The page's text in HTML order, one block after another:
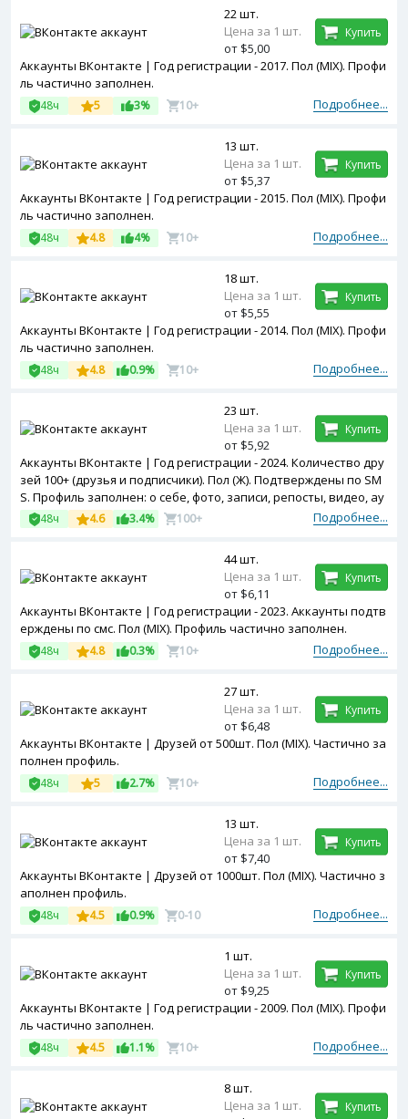
Аккаунты ВКонтакте | Год регистрации - 2017. Пол (MIX). Профи
ль частично заполнен.
Подробнее...
48ч 5 3% 10+
22 шт.
Цена за 1 шт.
от $5,00
Купить
Аккаунты ВКонтакте | Год регистрации - 2015. Пол (MIX). Профи
ль частично заполнен.
Подробнее...
48ч 4.8 4% 10+
13 шт.
Цена за 1 шт.
от $5,37
Купить
Аккаунты ВКонтакте | Год регистрации - 2014. Пол (MIX). Профи
ль частично заполнен.
Подробнее...
48ч 4.8 0.9% 10+
18 шт.
Цена за 1 шт.
от $5,55
Купить
Аккаунты ВКонтакте | Год регистрации - 2024. Количество дру
зей 100+ (друзья и подписчики). Пол (Ж). Подтверждены по SM
S. Профиль заполнен: о себе, фото, записи, репосты, видео, ау
дио и т.д.
Подробнее...
48ч 4.6 3.4% 100+
23 шт.
Цена за 1 шт.
от $5,92
Купить
Аккаунты ВКонтакте | Год регистрации - 2023. Аккаунты подтв
ерждены по смс. Пол (MIX). Профиль частично заполнен.
Подробнее...
48ч 4.8 0.3% 10+
44 шт.
Цена за 1 шт.
от $6,11
Купить
Аккаунты ВКонтакте | Друзей от 500шт. Пол (MIX). Частично за
полнен профиль.
Подробнее...
48ч 5 2.7% 10+
27 шт.
Цена за 1 шт.
от $6,48
Купить
Аккаунты ВКонтакте | Друзей от 1000шт. Пол (MIX). Частично з
аполнен профиль.
Подробнее...
48ч 4.5 0.9% 0-10
13 шт.
Цена за 1 шт.
от $7,40
Купить
Аккаунты ВКонтакте | Год регистрации - 2009. Пол (MIX). Профи
ль частично заполнен.
Подробнее...
48ч 4.5 1.1% 10+
1 шт.
Цена за 1 шт.
от $9,25
Купить
8 шт.
Цена за 1 шт.
Купить